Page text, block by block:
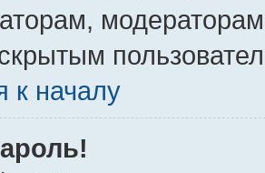
к началу